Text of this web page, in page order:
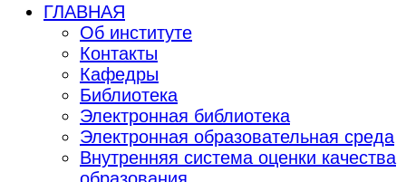
ГЛАВНАЯ
Об институте
Контакты
Кафедры
Библиотека
Электронная библиотека
Электронная образовательная среда
Внутренняя система оценки качества